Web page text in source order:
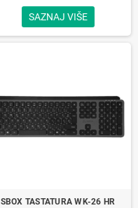
SAZNAJ VIŠE
SBOX TASTATURA WK-26 HR